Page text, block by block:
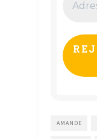
e-
*
AMANDE